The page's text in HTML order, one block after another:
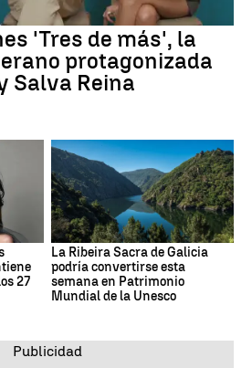
'Tres de más', la
protagonizada
Salva Reina
27
La Ribeira Sacra de Galicia
podría convertirse esta
semana en Patrimonio
Mundial de la Unesco